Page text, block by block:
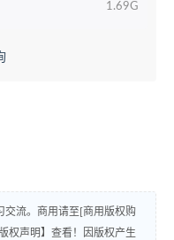
1.69G
交流。商用请至[商用版权购
权声明】查看！因版权产生